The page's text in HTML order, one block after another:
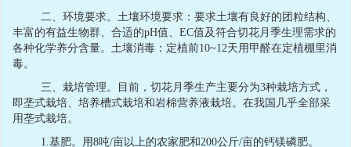
二、环境要求。土壤环境要求：要求土壤有良好的团粒结构、
丰富的有益生物群、合适的pH值、 EC值及符合切花月季生理需求的
各种化学养分含量。土壤消毒：定植前10~12天用甲醛在定植棚里消
毒。
三、栽培管理。目前，切花月季生产主要分为3种栽培方式，
即垄式栽培、培养槽式栽培和岩棉营养液栽培。在我国几乎全部采
用垄式栽培。
1. 基肥。用8吨/亩以上的农家肥和 200公斤/亩的钙镁磷肥。